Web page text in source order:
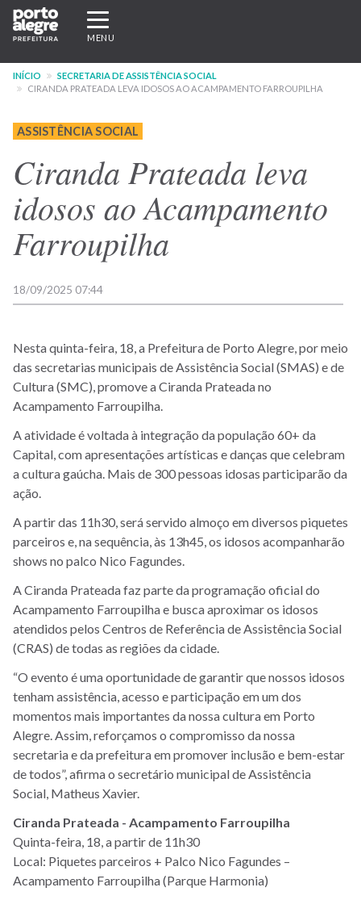
Pular
para
conteúdo
principal
Expandir/recolher
navegação
MENU
INÍCIO
SECRETARIA DE ASSISTÊNCIA SOCIAL
CIRANDA PRATEADA LEVA IDOSOS AO ACAMPAMENTO FARROUPILHA
ASSISTÊNCIA SOCIAL
Ciranda Prateada leva
idosos ao Acampamento
Farroupilha
18/09/2025 07:44
Nesta quinta-feira, 18, a Prefeitura de Porto Alegre, por meio
das secretarias municipais de Assistência Social (SMAS) e de
Cultura (SMC), promove a Ciranda Prateada no
Acampamento Farroupilha.
A atividade é voltada à integração da população 60+ da
Capital, com apresentações artísticas e danças que celebram
a cultura gaúcha. Mais de 300 pessoas idosas participarão da
ação.
A partir das 11h30, será servido almoço em diversos piquetes
parceiros e, na sequência, às 13h45, os idosos acompanharão
shows no palco Nico Fagundes.
A Ciranda Prateada faz parte da programação oficial do
Acampamento Farroupilha e busca aproximar os idosos
atendidos pelos Centros de Referência de Assistência Social
(CRAS) de todas as regiões da cidade.
“O evento é uma oportunidade de garantir que nossos idosos
tenham assistência, acesso e participação em um dos
momentos mais importantes da nossa cultura em Porto
Alegre. Assim, reforçamos o compromisso da nossa
secretaria e da prefeitura em promover inclusão e bem-estar
de todos”, afirma o secretário municipal de Assistência
Social, Matheus Xavier.
Ciranda Prateada - Acampamento Farroupilha
Quinta-feira, 18, a partir de 11h30
Local: Piquetes parceiros + Palco Nico Fagundes –
Acampamento Farroupilha (Parque Harmonia)